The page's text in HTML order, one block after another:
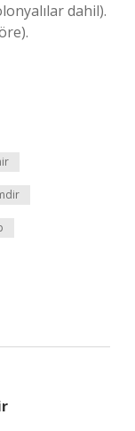
dahil).